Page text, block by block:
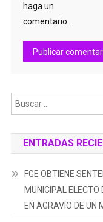
haga un
comentario.
ENTRADAS
FGE OBTIENE
MUNICIPAL
EN AGRAVIO DE UN